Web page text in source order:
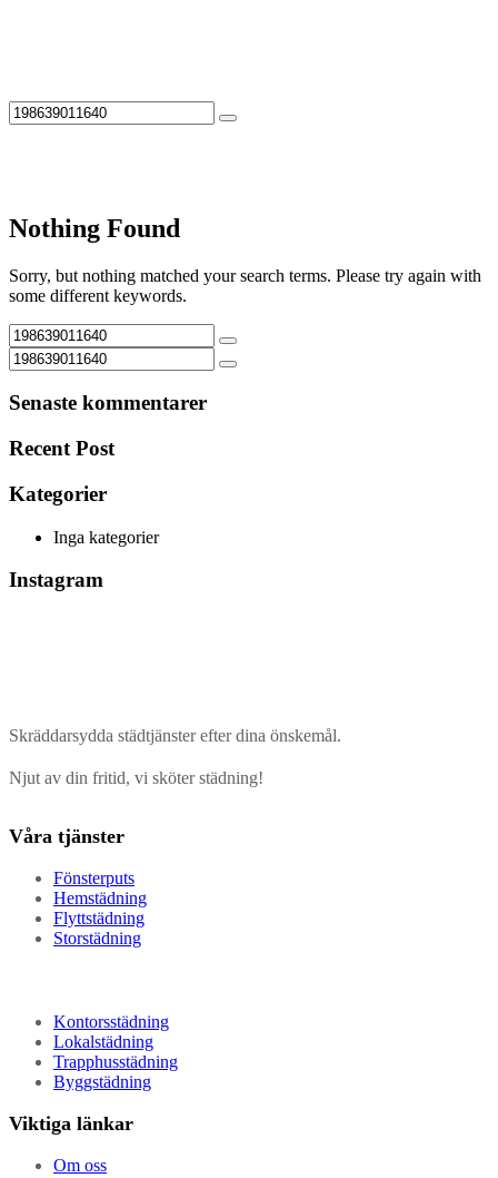
Nothing Found
Sorry, but nothing matched your search terms. Please try again with
some different keywords.
Senaste kommentarer
Recent Post
Kategorier
Inga kategorier
Instagram
Skräddarsydda städtjänster efter dina önskemål.
Njut av din fritid, vi sköter städning!
Våra tjänster
Fönsterputs
Hemstädning
Flyttstädning
Storstädning
Kontorsstädning
Lokalstädning
Trapphusstädning
Byggstädning
Viktiga länkar
Om oss